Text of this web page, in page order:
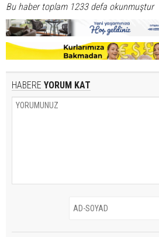
Bu haber toplam 1233 defa okunmuştur
HABERE YORUM KAT